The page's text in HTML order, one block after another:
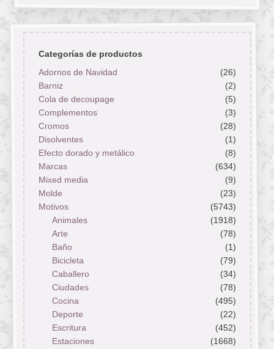
Categorías de productos
Adornos de Navidad
(26)
Barniz
(2)
Cola de decoupage
(5)
Complementos
(3)
Cromos
(28)
Disolventes
(1)
Efecto dorado y metálico
(8)
Marcas
(634)
Mixed media
(9)
Molde
(23)
Motivos
(5743)
Animales
(1918)
Arte
(78)
Baño
(1)
Bicicleta
(79)
Caballero
(34)
Ciudades
(78)
Cocina
(495)
Deporte
(22)
Escritura
(452)
Estaciones
(1668)